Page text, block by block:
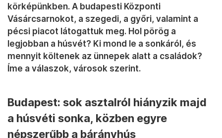
körképünkben. A budapesti Központi
Vásárcsarnokot, a szegedi, a győri, valamint a
pécsi piacot látogattuk meg. Hol pörög a
legjobban a húsvét? Ki mond le a sonkáról, és
mennyit költenek az ünnepek alatt a családok?
Íme a válaszok, városok szerint.
Budapest: sok asztalról hiányzik majd
a húsvéti sonka, közben egyre
népszerűbb a bárányhús